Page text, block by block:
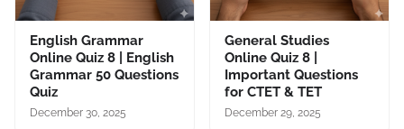
English Grammar
Online Quiz 8 | English
Grammar 50 Questions
Quiz
December 30, 2025
General Studies
Online Quiz 8 |
Important Questions
for CTET & TET
December 29, 2025